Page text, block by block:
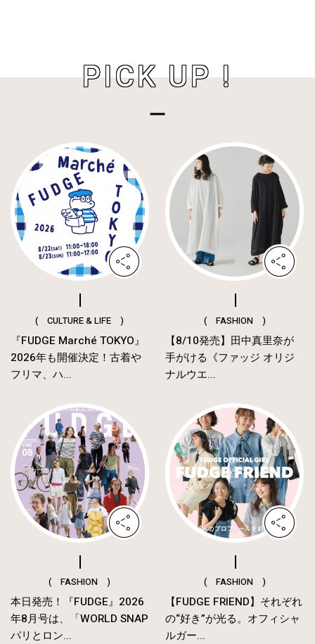
PICK UP !
( CULTURE & LIFE )
『FUDGE Marché TOKYO』
2026年も開催決定！古着や
フリマ、ハ...
( FASHION )
【8/10発売】田中真里奈が
手がける《ファッジ オリジ
ナルウエ...
( FASHION )
本日発売！『FUDGE』2026
年8月号は、「WORLD SNAP
パリとロン...
( FASHION )
【FUDGE FRIEND】それぞれ
の“好き”が光る。オフィシャ
ルガー...